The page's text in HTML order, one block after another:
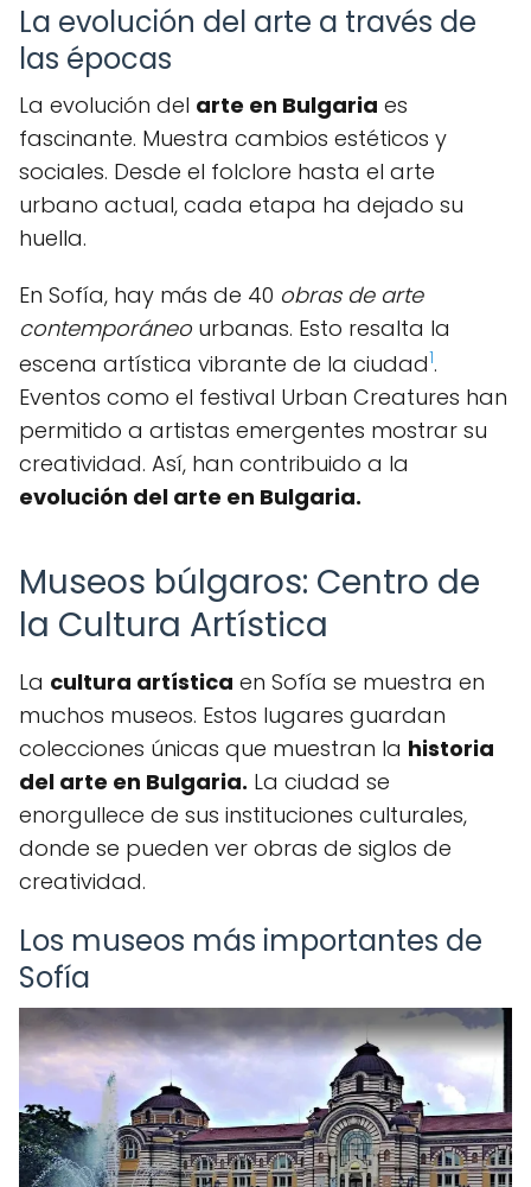
La evolución del arte a través de
las épocas
La evolución del arte en Bulgaria es
fascinante. Muestra cambios estéticos y
sociales. Desde el folclore hasta el arte
urbano actual, cada etapa ha dejado su
huella.
En Sofía, hay más de 40 obras de arte
contemporáneo urbanas. Esto resalta la
escena artística vibrante de la ciudad1.
Eventos como el festival Urban Creatures han
permitido a artistas emergentes mostrar su
creatividad. Así, han contribuido a la
evolución del arte en Bulgaria.
Museos búlgaros: Centro de
la Cultura Artística
La cultura artística en Sofía se muestra en
muchos museos. Estos lugares guardan
colecciones únicas que muestran la historia
del arte en Bulgaria. La ciudad se
enorgullece de sus instituciones culturales,
donde se pueden ver obras de siglos de
creatividad.
Los museos más importantes de
Sofía